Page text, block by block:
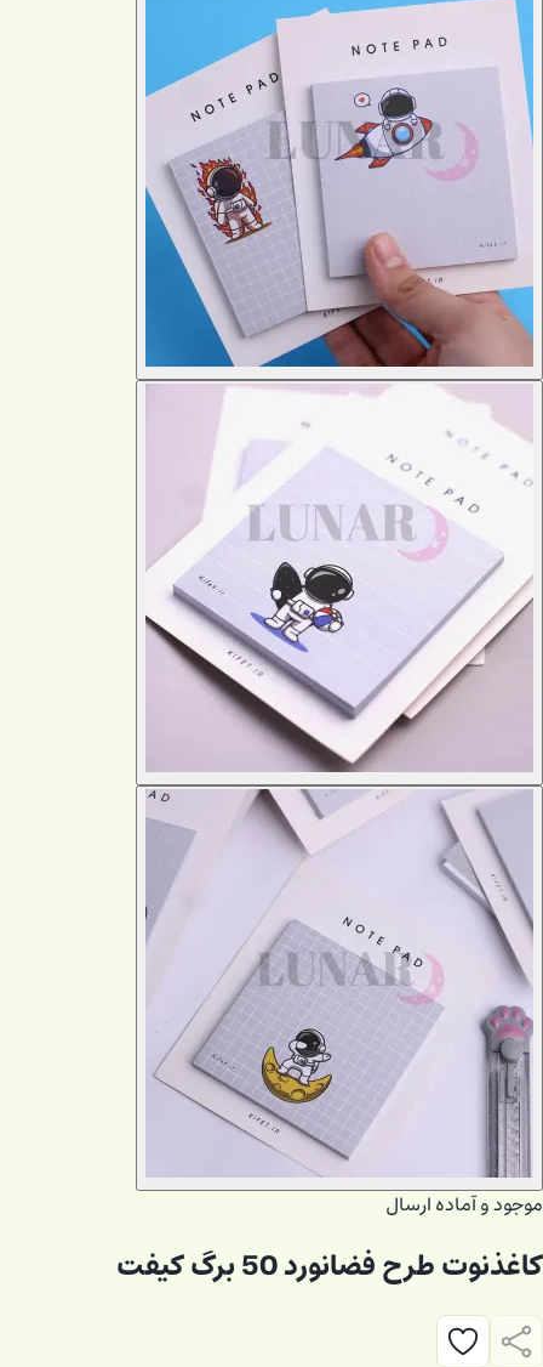
موجود و آماده ارسال
کاغذنوت طرح فضانورد 50 برگ کیفت